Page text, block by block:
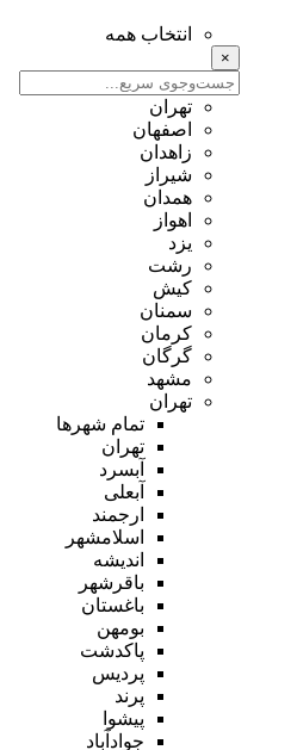
انتخاب همه
×
تهران
اصفهان
زاهدان
شیراز
همدان
اهواز
یزد
رشت
کیش
سمنان
کرمان
گرگان
مشهد
تهران
تمام شهر‌ها
تهران
آبسرد
آبعلی
ارجمند
اسلامشهر
اندیشه
باقرشهر
باغستان
بومهن
پاکدشت
پردیس
پرند
پیشوا
جوادآباد